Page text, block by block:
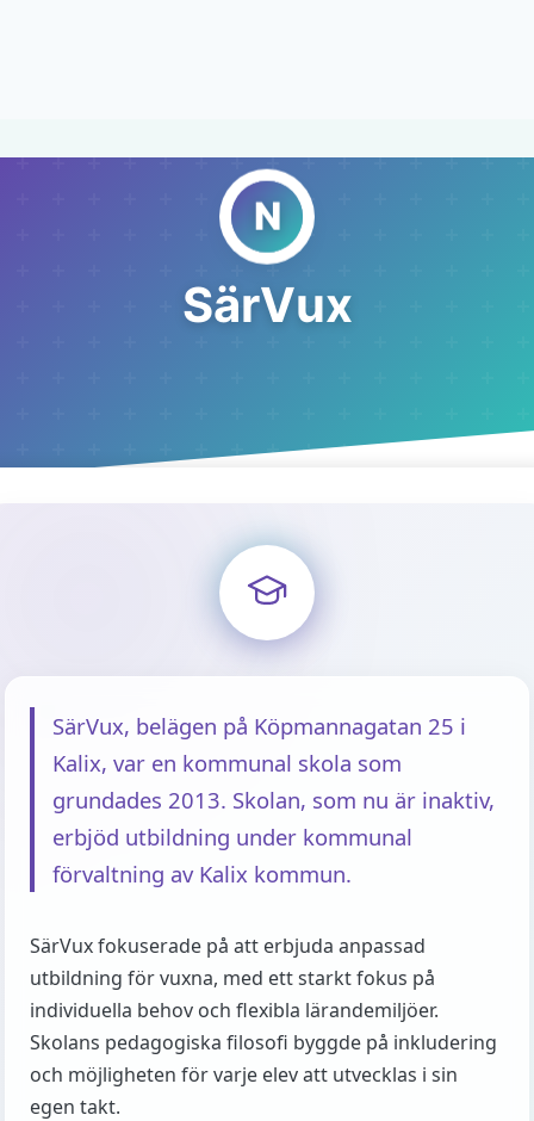
SärVux
SärVux, belägen på Köpmannagatan 25 i
Kalix, var en kommunal skola som
grundades 2013. Skolan, som nu är inaktiv,
erbjöd utbildning under kommunal
förvaltning av Kalix kommun.
SärVux fokuserade på att erbjuda anpassad
utbildning för vuxna, med ett starkt fokus på
individuella behov och flexibla lärandemiljöer.
Skolans pedagogiska filosofi byggde på inkludering
och möjligheten för varje elev att utvecklas i sin
egen takt.